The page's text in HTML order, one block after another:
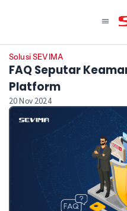
Solusi SEVIMA
FAQ Seputar
Platform
20 Nov 2024